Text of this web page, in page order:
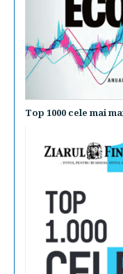
Top 1000 cele mai